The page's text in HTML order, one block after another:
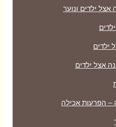
אצל ילדים ונוער
ילדים
אצל ילדים
– הפרעות אכילה